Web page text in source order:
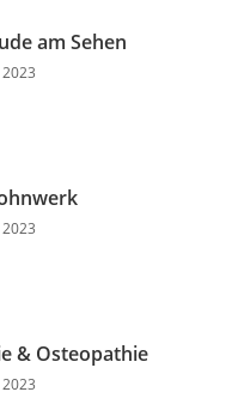
am Sehen
& Osteopathie